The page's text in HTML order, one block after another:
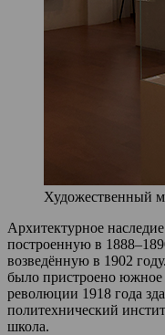
Художественный
Архитектурное
построенную в
возведённую в 1902
было пристроено
революции 1918 года
политехнический
школа.